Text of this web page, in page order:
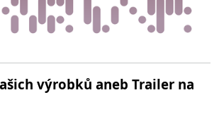
výrobků aneb Trailer na